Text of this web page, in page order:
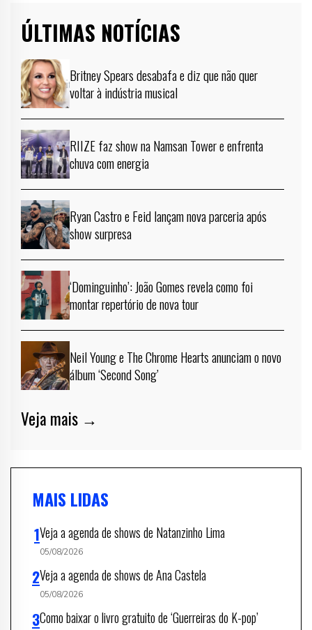
ÚLTIMAS NOTÍCIAS
Britney Spears desabafa e diz que não quer
voltar à indústria musical
RIIZE faz show na Namsan Tower e enfrenta
chuva com energia
Ryan Castro e Feid lançam nova parceria após
show surpresa
‘Dominguinho’: João Gomes revela como foi
montar repertório de nova tour
Neil Young e The Chrome Hearts anunciam o novo
álbum ‘Second Song’
Veja mais →
MAIS LIDAS
Veja a agenda de shows de Natanzinho Lima
05/08/2026
Veja a agenda de shows de Ana Castela
05/08/2026
Como baixar o livro gratuito de ‘Guerreiras do K-pop’